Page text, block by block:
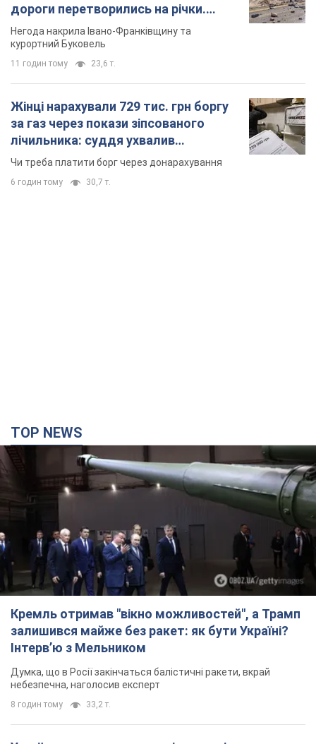
дороги перетворились на річки.
Відео
Негода накрила Івано-Франківщину та
курортний Буковель
11 годин тому 23,6 т.
Жінці нарахували 729 тис. грн боргу
за газ через покази зіпсованого
лічильника: суддя ухвалив
неочікуване рішення
Чи треба платити борг через донарахування
6 годин тому 30,7 т.
TOP NEWS
Кремль отримав "вікно можливостей", а Трамп
залишився майже без ракет: як бути Україні?
Інтерв’ю з Мельником
Думка, що в Росії закінчаться балістичні ракети, вкрай
небезпечна, наголосив експерт
8 годин тому 33,2 т.